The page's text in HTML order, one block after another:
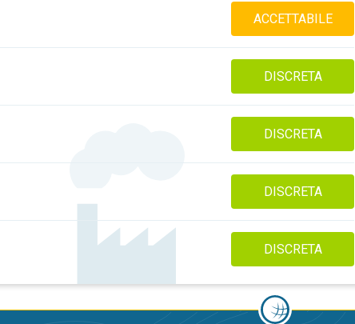
ACCETTABILE
DISCRETA
DISCRETA
DISCRETA
DISCRETA